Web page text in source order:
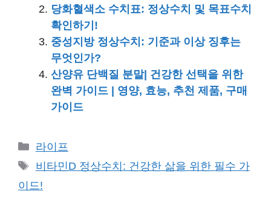
당화혈색소 수치표: 정상수치 및 목표수치
확인하기!
중성지방 정상수치: 기준과 이상 징후는
무엇인가?
산양유 단백질 분말| 건강한 선택을 위한
완벽 가이드 | 영양, 효능, 추천 제품, 구매
가이드
카
테
리
라이프
태
그
비타민D 정상수치: 건강한 삶을 위한 필수 가
이드!